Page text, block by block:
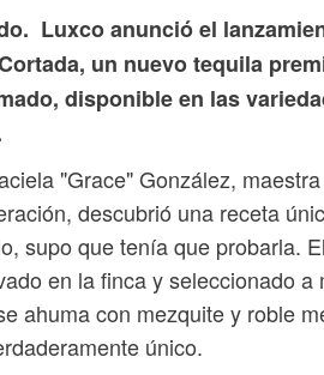
Luxco anunció el
un nuevo tequila
disponible en las
"Grace" González,
descubrió una receta
supo que tenía que probarla.
en la finca y seleccionado a
ahuma con mezquite y roble
único.